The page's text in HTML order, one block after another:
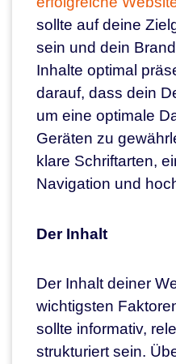
sollte auf deine
sein und dein
Inhalte optimal
darauf, dass dein
um eine optimale
Geräten zu
klare Schriftarten,
Navigation und
Der Inhalt
Der Inhalt deiner
wichtigsten
sollte informativ,
strukturiert sein.